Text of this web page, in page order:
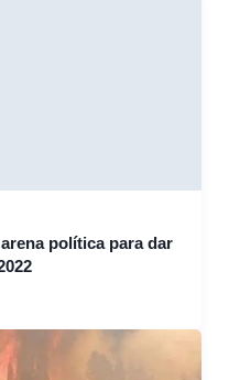
política para dar